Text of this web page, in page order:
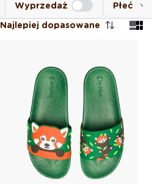
Płeć
Wyprzedaż
Najlepiej dopasowane